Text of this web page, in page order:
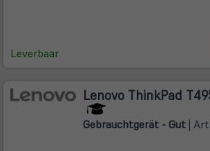
Leverbaar
Lenovo ThinkPad
Gebrauchtgerät - Gut |